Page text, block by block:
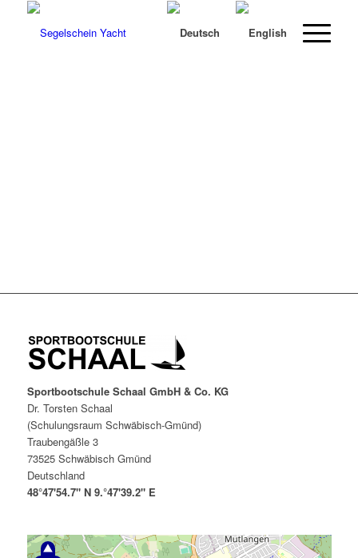
Sportbootschule Schaal GmbH & Co. KG
Dr. Torsten Schaal
(Schulungsraum Schwäbisch-Gmünd)
Traubengäßle 3
73525 Schwäbisch Gmünd
Deutschland
48°47'54.7" N 9.°47'39.2" E